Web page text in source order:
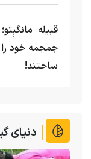
قبیله
جمجمه خود را
ساختند!
دنیای